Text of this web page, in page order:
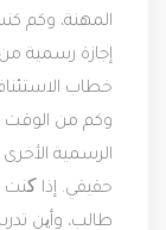
المهنة، وكم
إجازة رسمية
خطاب
وكم من الوقت
الرسمية
حقيقي. إذا
طالب، وأین